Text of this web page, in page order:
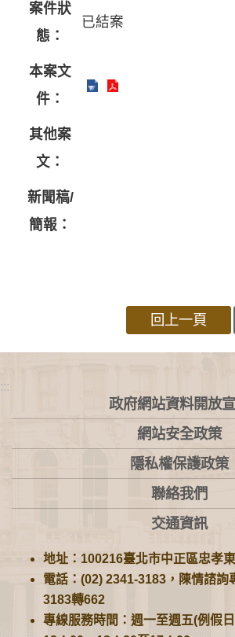
案件狀
態：
已結案
本案文
件：
其他案
文：
新聞稿/
簡報：
回上一頁
:::
政府網站資料開放
網站安全政策
隱私權保護政策
聯絡我們
交通資訊
地址：100216臺北市中正區忠孝
電話：(02) 2341-3183，陳情諮詢
3183轉662
專線服務時間：週一至週五(例假